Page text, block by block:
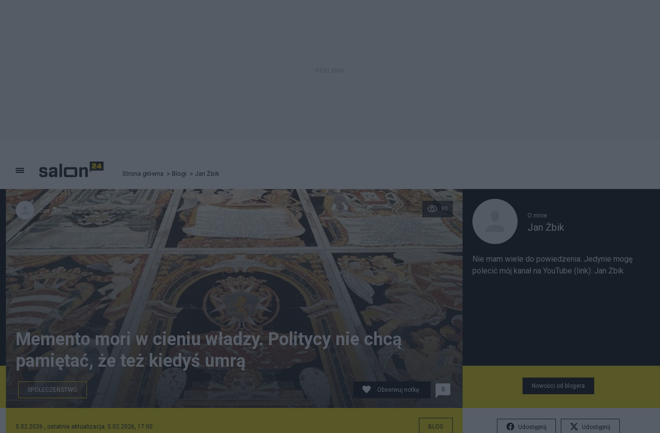
Strona główna Blogi Jan Żbik
Jan Żbik 90
Memento mori w cieniu władzy. Politycy nie chcą
pamiętać, że też kiedyś umrą
SPOŁECZEŃSTWO Obserwuj notkę 0
5.02.2026 , ostatnia aktualizacja: 5.02.2026, 17:00 BLOG
O mnie
Jan Żbik
Nie mam wiele do powiedzenia. Jedynie mogę
polecić mój kanał na YouTube (link): Jan Żbik
Nowości od blogera
Udostępnij Udostępnij